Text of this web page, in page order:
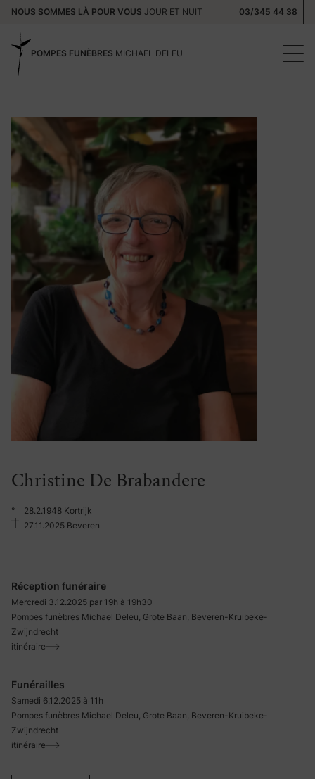
NOUS SOMMES LÀ POUR VOUS JOUR ET NUIT 03/345 44 38
POMPES FUNÈBRES MICHAEL DELEU
Christine De Brabandere
°
28.2.1948 Kortrijk
27.11.2025 Beveren
Réception funéraire
Mercredi 3.12.2025 par 19h à 19h30
Pompes funèbres Michael Deleu, Grote Baan, Beveren-Kruibeke-
Zwijndrecht
itinéraire
Funérailles
Samedi 6.12.2025 à 11h
Pompes funèbres Michael Deleu, Grote Baan, Beveren-Kruibeke-
Zwijndrecht
itinéraire